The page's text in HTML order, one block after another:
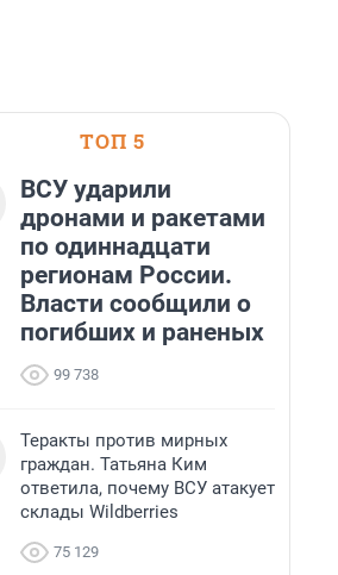
ТОП 5
ВСУ ударили
дронами и ракетами
по одиннадцати
регионам России.
Власти сообщили о
погибших и раненых
99 738
Теракты против мирных
граждан. Татьяна Ким
ответила, почему ВСУ атакует
склады Wildberries
75 129